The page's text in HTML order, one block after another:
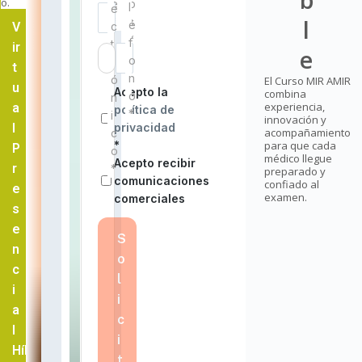
V
ir
t
u
a
P
r
e
s
e
n
c
i
a
Híb
e
*
o
s
*
e
c
t
ó
n
i
c
o
*
l
é
f
o
n
o
*
Acepto la
política de
privacidad
*
Acepto recibir
comunicaciones
comerciales
S
o
l
i
c
i
l
e
El Curso MIR AMIR
combina
experiencia,
innovación y
acompañamiento
para que cada
médico llegue
preparado y
confiado al
examen.